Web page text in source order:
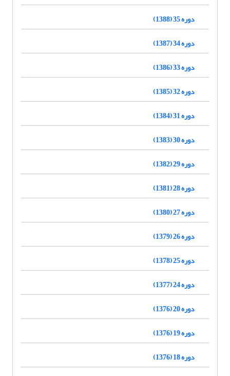
دوره 35 (1388)
دوره 34 (1387)
دوره 33 (1386)
دوره 32 (1385)
دوره 31 (1384)
دوره 30 (1383)
دوره 29 (1382)
دوره 28 (1381)
دوره 27 (1380)
دوره 26 (1379)
دوره 25 (1378)
دوره 24 (1377)
دوره 20 (1376)
دوره 19 (1376)
دوره 18 (1376)